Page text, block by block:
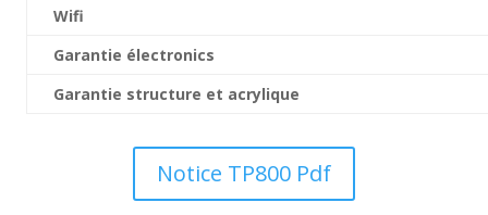
Wifi
Garantie électronics
Garantie structure et acrylique
Notice TP800 Pdf